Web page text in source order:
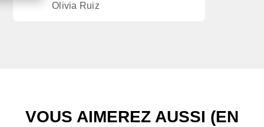
Olivia Ruiz
VOUS AIMEREZ AUSSI (EN